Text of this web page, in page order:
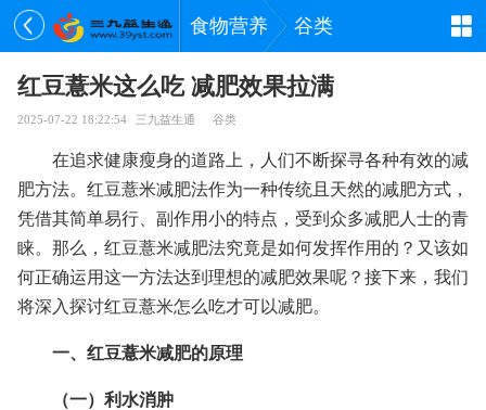
食物营养 谷类
红豆薏米这么吃 减肥效果拉满
2025-07-22 18:22:54 三九益生通 谷类
在追求健康瘦身的道路上，人们不断探寻各种有效的减
肥方法。红豆薏米减肥法作为一种传统且天然的减肥方式，
凭借其简单易行、副作用小的特点，受到众多减肥人士的青
睐。那么，红豆薏米减肥法究竟是如何发挥作用的？又该如
何正确运用这一方法达到理想的减肥效果呢？接下来，我们
将深入探讨红豆薏米怎么吃才可以减肥。
一、红豆薏米减肥的原理
（一）利水消肿